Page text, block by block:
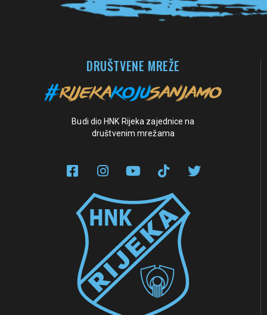
DRUŠTVENE MREŽE
Budi dio HNK Rijeka zajednice na
društvenim mrežama